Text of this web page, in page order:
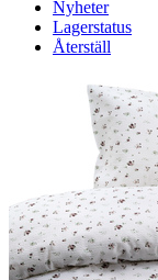
Nyheter
Lagerstatus
Återställ